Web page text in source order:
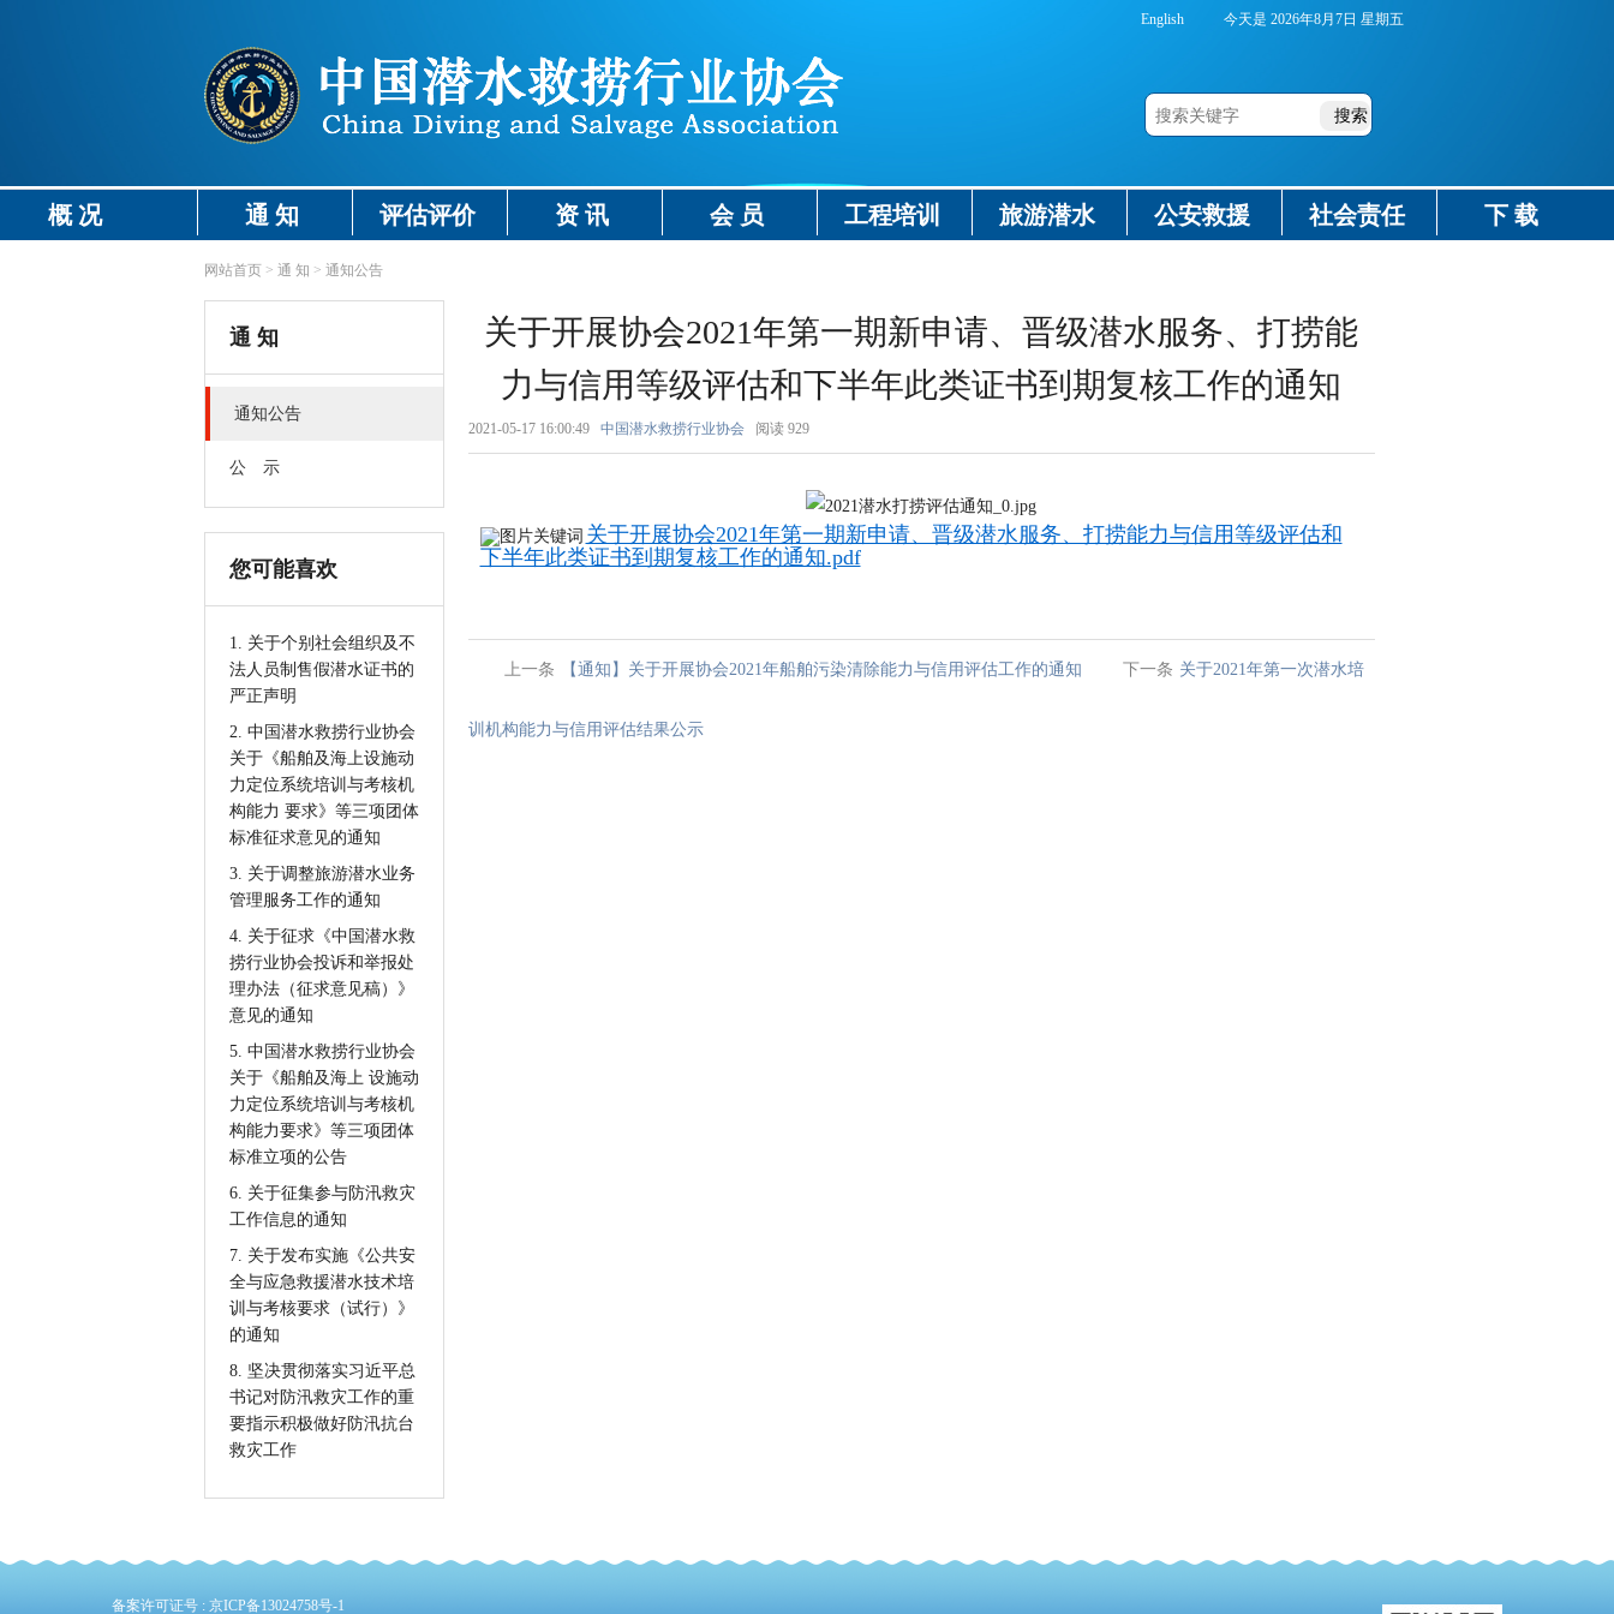
English 今天是 2026年8月7日 星期五
概 况 通 知 评估评价 资 讯 会 员 工程培训 旅游潜水 公安救援 社会责任 下 载
网站首页> 通 知 > 通知公告
通 知
通知公告
公 示
您可能喜欢
1. 关于个别社会组织及不
法人员制售假潜水证书的
严正声明
2. 中国潜水救捞行业协会
关于《船舶及海上设施动
力定位系统培训与考核机
构能力 要求》等三项团体
标准征求意见的通知
3. 关于调整旅游潜水业务
管理服务工作的通知
4. 关于征求《中国潜水救
捞行业协会投诉和举报处
理办法（征求意见稿）》
意见的通知
5. 中国潜水救捞行业协会
关于《船舶及海上 设施动
力定位系统培训与考核机
构能力要求》等三项团体
标准立项的公告
6. 关于征集参与防汛救灾
工作信息的通知
7. 关于发布实施《公共安
全与应急救援潜水技术培
训与考核要求（试行）》
的通知
8. 坚决贯彻落实习近平总
书记对防汛救灾工作的重
要指示积极做好防汛抗台
救灾工作
关于开展协会2021年第一期新申请、晋级潜水服务、打捞能
力与信用等级评估和下半年此类证书到期复核工作的通知
2021-05-17 16:00:49 中国潜水救捞行业协会 阅读 929
关于开展协会2021年第一期新申请、晋级潜水服务、打捞能力与信用等级评估和
下半年此类证书到期复核工作的通知.pdf
上一条 【通知】关于开展协会2021年船舶污染清除能力与信用评估工作的通知 下一条 关于2021年第一次潜水培
训机构能力与信用评估结果公示
备案许可证号 : 京ICP备13024758号-1